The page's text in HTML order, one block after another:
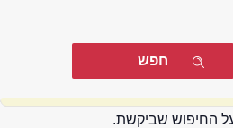
החיפוש שביקשת.